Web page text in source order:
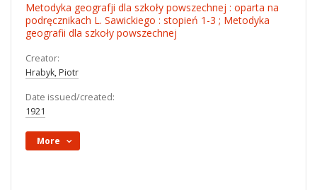
Metodyka geografji dla szkoły powszechnej : oparta na
podręcznikach L. Sawickiego : stopień 1-3 ; Metodyka
geografii dla szkoły powszechnej
Creator:
Hrabyk, Piotr
Date issued/created:
1921
More